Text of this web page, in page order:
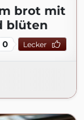
brot mit
blüten
0 Lecker